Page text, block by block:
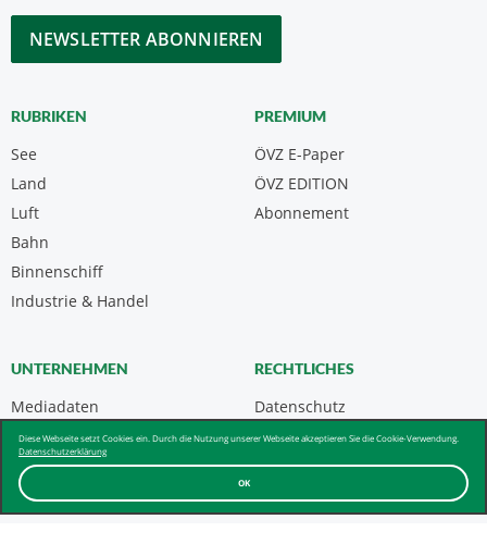
OK
Diese Webseite setzt Cookies ein. Durch die Nutzung unserer Webseite akzeptieren Sie die Cookie-Verwendung.
Datenschutzerklärung
*
CAPTCHA
RUBRIKEN
See
Land
Luft
Bahn
Binnenschiff
Industrie & Handel
PREMIUM
ÖVZ E-Paper
Abonnement
ÖVZ EDITION
UNTERNEHMEN
Mediadaten
Kontakt
Über uns & AGB
RECHTLICHES
Datenschutz
Impressum